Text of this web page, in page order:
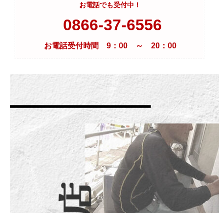
お電話でも受付中！
0866-37-6556
お電話受付時間 9：00 ～ 20：00